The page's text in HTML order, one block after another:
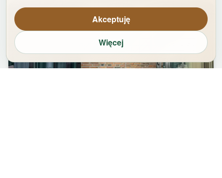
Więcej
Akceptuję